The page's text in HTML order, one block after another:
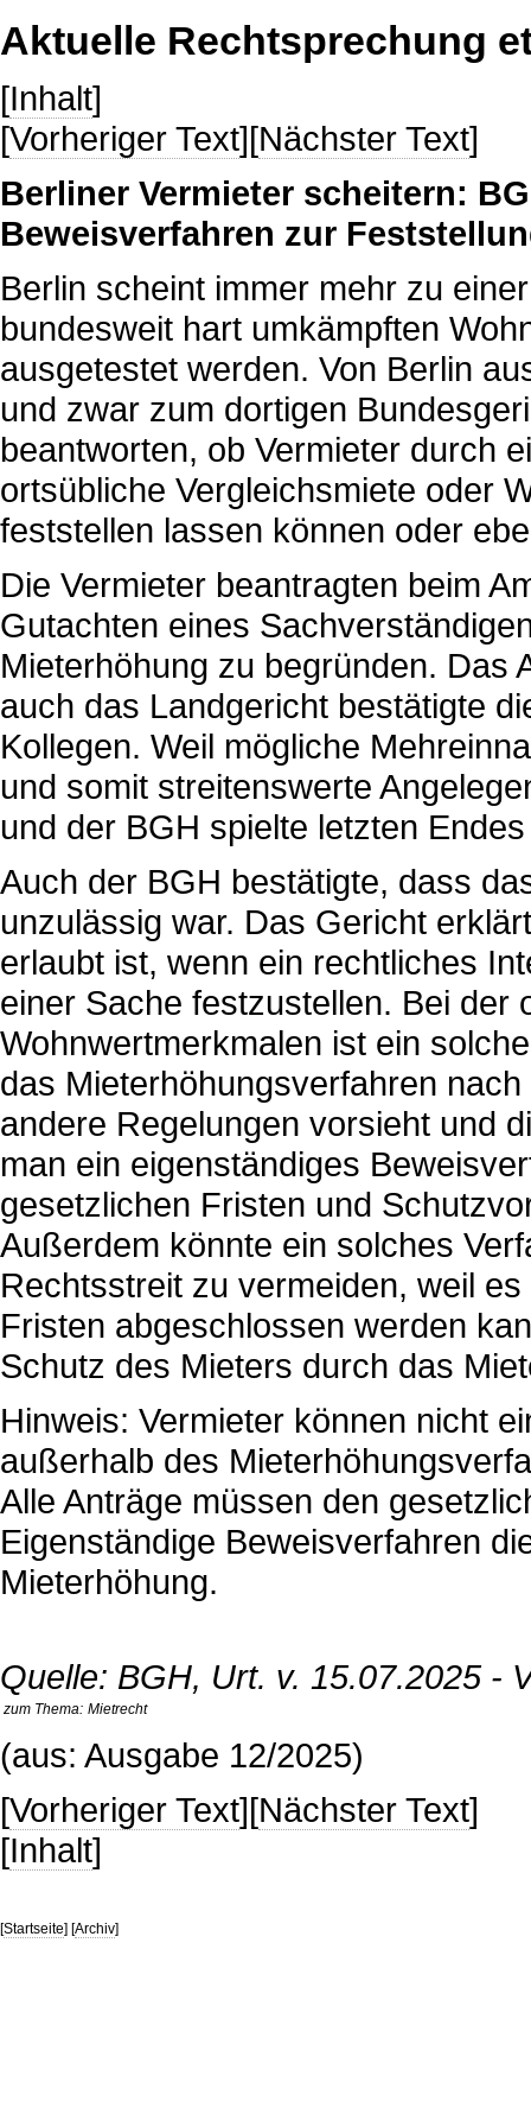
Aktuelle Rechtsprechung
[Inhalt]
[Vorheriger Text][Nächster Text]
Berliner Vermieter scheitern:
Beweisverfahren zur
Berlin scheint immer mehr zu
bundesweit hart umkämpften
ausgetestet werden. Von Berlin
und zwar zum dortigen
beantworten, ob Vermieter durch
ortsübliche Vergleichsmiete oder
feststellen lassen können oder
Die Vermieter beantragten beim
Gutachten eines
Mieterhöhung zu begründen. Das
auch das Landgericht bestätigte
Kollegen. Weil mögliche
und somit streitenswerte
und der BGH spielte letzten
Auch der BGH bestätigte, dass
unzulässig war. Das Gericht
erlaubt ist, wenn ein rechtliches
einer Sache festzustellen. Bei der
Wohnwertmerkmalen ist ein
das Mieterhöhungsverfahren
andere Regelungen vorsieht und
man ein eigenständiges
gesetzlichen Fristen und
Außerdem könnte ein solches
Rechtsstreit zu vermeiden, weil
Fristen abgeschlossen werden
Schutz des Mieters durch das
Hinweis: Vermieter können nicht
außerhalb des
Alle Anträge müssen den
Eigenständige Beweisverfahren
Mieterhöhung.
Quelle: BGH, Urt. v. 15.07.2025 -
zum Thema: Mietrecht
(aus: Ausgabe 12/2025)
[Vorheriger Text][Nächster Text]
[Inhalt]
[Startseite] [Archiv]